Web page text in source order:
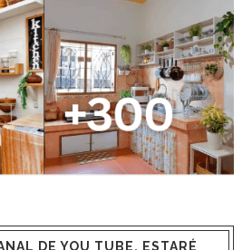
DE YOU TUBE, ESTARÉ